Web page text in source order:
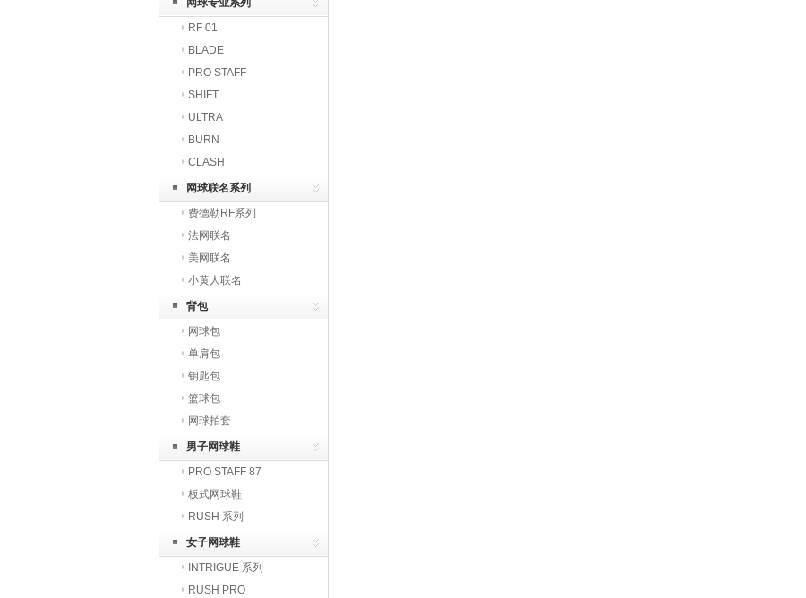
网球专业系列
RF 01
BLADE
PRO STAFF
SHIFT
ULTRA
BURN
CLASH
网球联名系列
费德勒RF系列
法网联名
美网联名
小黄人联名
背包
网球包
单肩包
钥匙包
篮球包
网球拍套
男子网球鞋
PRO STAFF 87
板式网球鞋
RUSH 系列
女子网球鞋
INTRIGUE 系列
RUSH PRO